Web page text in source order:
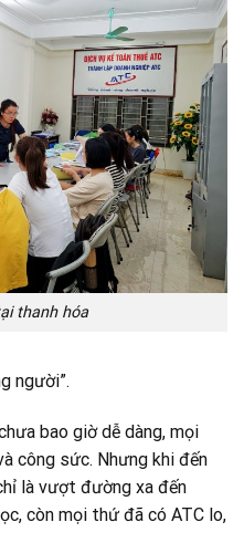
thanh hóa
người”.
bao giờ dễ dàng, mọi
công sức. Nhưng khi đến
là vượt đường xa đến
còn mọi thứ đã có ATC lo,